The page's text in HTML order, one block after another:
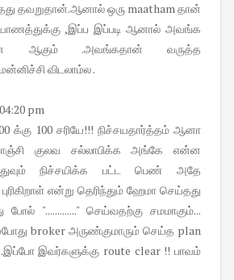
தவறுதான்.ஆனால் ஒரு maatham தான்
,இப்ப இப்படி ஆனால் அவங்க
ஆகும் .அவங்கதான் வருத்த
விடலாம்ல .
pm
க்கு 100 சரியே!!! நிச்சயதார்த்தம் ஆனா
குலவ சல்லாபிக்க அங்கே என்ன
நிச்சயிக்க பட்ட பெண் அதே
என்று தெரிந்தும் ஹேமா செய்தது
போல் "............." செய்வதற்கு சமமாகும்...
broker அருண்குமாரும் செய்த plan
இவர்களுக்கு route clear !! பாவம்